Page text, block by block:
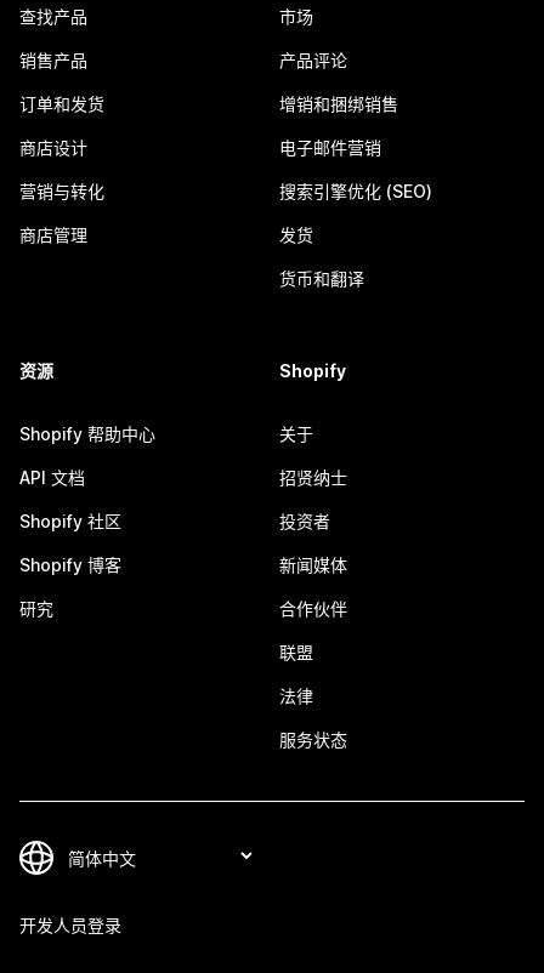
查找产品
销售产品
订单和发货
商店设计
营销与转化
商店管理
市场
产品评论
增销和捆绑销售
电子邮件营销
搜索引擎优化 (SEO)
发货
货币和翻译
资源
Shopify 帮助中心
API 文档
Shopify 社区
Shopify 博客
研究
Shopify
关于
招贤纳士
投资者
新闻媒体
合作伙伴
联盟
法律
服务状态
开发人员登录